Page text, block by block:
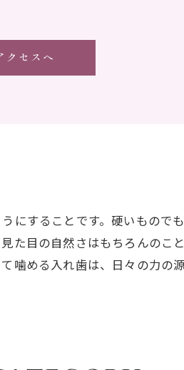
クセスへ
にすることです。硬いもので
た目の自然さはもちろんのこ
噛める入れ歯は、日々の力の